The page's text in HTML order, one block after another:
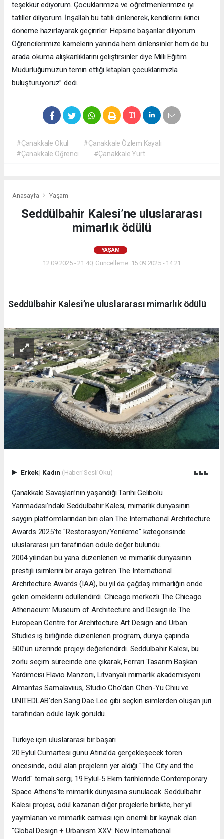
teşekkür ediyorum. Çocuklarımıza ve öğretmenlerimize iyi
tatiller diliyorum. İnşallah bu tatili dinlenerek, kendilerini ikinci
döneme hazırlayarak geçirirler. Hepsine başarılar diliyorum.
Öğrencilerimize karnelerin yanında hem dinlensinler hem de bu
arada okuma alışkanlıklarını geliştirsinler diye Milli Eğitim
Müdürlüğümüzün temin ettiği kitapları çocuklarımızla
buluşturuyoruz” dedi.
#Çanakkale Okul
#Çanakkale Özlem Kayalı
#Çanakkale Öğrenci
#Çanakkale Yurt
Anasayfa Yaşam
Seddülbahir Kalesi’ne uluslararası
mimarlık ödülü
YAŞAM
12.09.2025 - 21:40, Güncelleme: 15.09.2025 - 14:21
Seddülbahir Kalesi’ne uluslararası mimarlık ödülü
Erkek| Kadın (Haberi Sesli Oku)
Çanakkale Savaşları’nın yaşandığı Tarihi Gelibolu
Yarımadası’ndaki Seddülbahir Kalesi, mimarlık dünyasının
saygın platformlarından biri olan The International Architecture
Awards 2025’te "Restorasyon/Yenileme" kategorisinde
uluslararası jüri tarafından ödüle değer bulundu.
2004 yılından bu yana düzenlenen ve mimarlık dünyasının
prestijli isimlerini bir araya getiren The International
Architecture Awards (IAA), bu yıl da çağdaş mimarlığın önde
gelen örneklerini ödüllendirdi. Chicago merkezli The Chicago
Athenaeum: Museum of Architecture and Design ile The
European Centre for Architecture Art Design and Urban
Studies iş birliğinde düzenlenen program, dünya çapında
500’ün üzerinde projeyi değerlendirdi. Seddülbahir Kalesi, bu
zorlu seçim sürecinde öne çıkarak, Ferrari Tasarım Başkan
Yardımcısı Flavio Manzoni, Litvanyalı mimarlık akademisyeni
Almantas Samalaviius, Studio Cho’dan Chen-Yu Chiu ve
UNITEDLAB’den Sang Dae Lee gibi seçkin isimlerden oluşan jüri
tarafından ödüle layık görüldü.
Türkiye için uluslararası bir başarı
20 Eylül Cumartesi günü Atina’da gerçekleşecek tören
öncesinde, ödül alan projelerin yer aldığı "The City and the
World" temalı sergi, 19 Eylül-5 Ekim tarihlerinde Contemporary
Space Athens’te mimarlık dünyasına sunulacak. Seddülbahir
Kalesi projesi, ödül kazanan diğer projelerle birlikte, her yıl
yayımlanan ve mimarlık camiası için önemli bir kaynak olan
"Global Design + Urbanism XXV: New International